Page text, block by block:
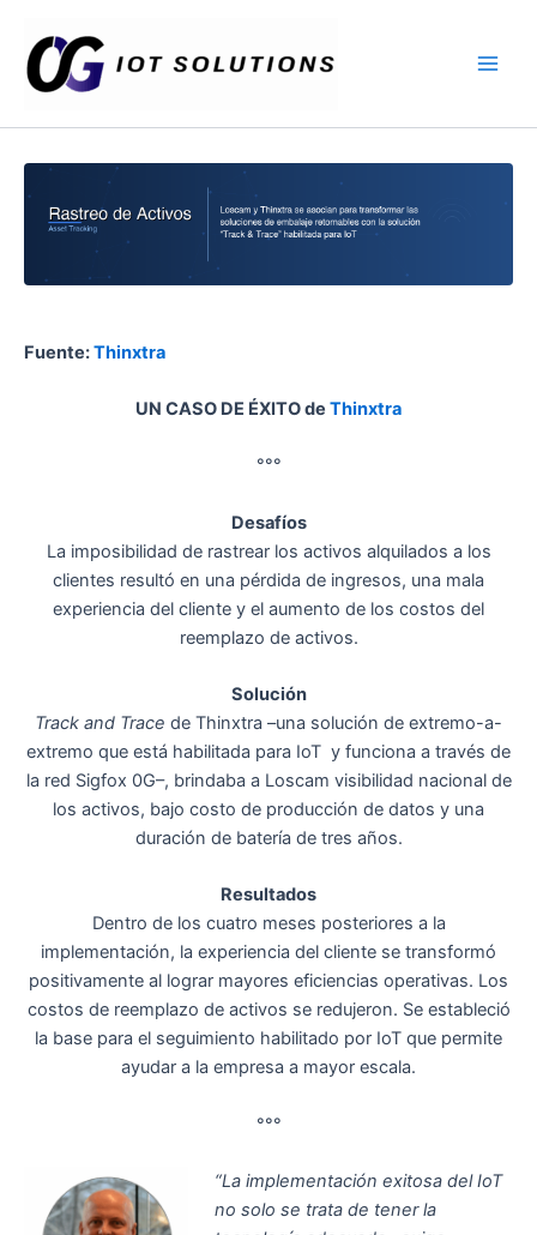
contenido
Fuente:Thinxtra
UN CASO DE ÉXITO de Thinxtra
°°°
Desafíos
La imposibilidad de rastrear los activos alquilados a los
clientes resultó en una pérdida de ingresos, una mala
experiencia del cliente y el aumento de los costos del
reemplazo de activos.
Solución
Track and Trace de Thinxtra –una solución de extremo-a-
extremo que está habilitada para IoT y funciona a través de
la red Sigfox 0G–, brindaba a Loscam visibilidad nacional de
los activos, bajo costo de producción de datos y una
duración de batería de tres años.
Resultados
Dentro de los cuatro meses posteriores a la
implementación, la experiencia del cliente se transformó
positivamente al lograr mayores eficiencias operativas. Los
costos de reemplazo de activos se redujeron. Se estableció
la base para el seguimiento habilitado por IoT que permite
ayudar a la empresa a mayor escala.
°°°
“La implementación exitosa del IoT
no solo se trata de tener la